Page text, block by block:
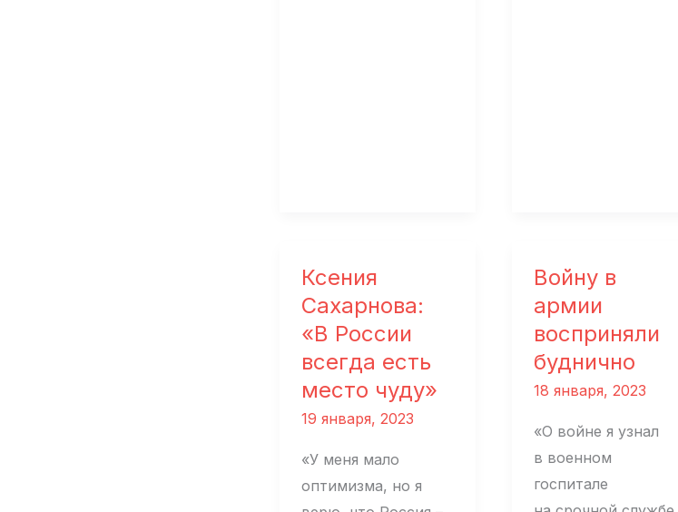
Ксения
Сахарнова:
«В России
всегда есть
место чуду»
19 января, 2023
«У меня мало
оптимизма, но я
Войну в
армии
восприняли
буднично
18 января, 2023
«О войне я узнал
в военном
госпитале